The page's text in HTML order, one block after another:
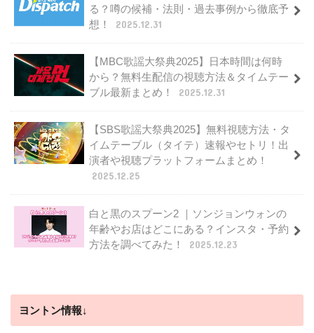
る？噂の候補・法則・過去事例から徹底予
想！
2025.12.31
【MBC歌謡大祭典2025】日本時間は何時
から？無料生配信の視聴方法＆タイムテー
ブル最新まとめ！
2025.12.31
【SBS歌謡大祭典2025】無料視聴方法・タ
イムテーブル（タイテ）速報やセトリ！出
演者や視聴プラットフォームまとめ！
2025.12.25
白と黒のスプーン2 ｜ソンジョンウォンの
年齢やお店はどこにある？インスタ・予約
方法を調べてみた！
2025.12.23
ヨントン情報↓